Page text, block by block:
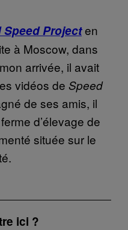
Speed Projecten
à Moscow, dans
arrivée, il avait
vidéos de Speed
de ses amis, il
d’élevage de
située sur le
ici ?